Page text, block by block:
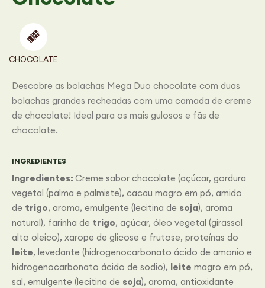
CHOCOLATE
Descobre as bolachas Mega Duo chocolate com duas
bolachas grandes recheadas com uma camada de creme
de chocolate! Ideal para os mais gulosos e fãs de
chocolate.
INGREDIENTES
Ingredientes: Creme sabor chocolate (açúcar, gordura
vegetal (palma e palmiste), cacau magro em pó, amido
de trigo, aroma, emulgente (lecitina de soja), aroma
natural), farinha de trigo, açúcar, óleo vegetal (girassol
alto oleico), xarope de glicose e frutose, proteínas do
leite, levedante (hidrogenocarbonato ácido de amonio e
hidrogenocarbonato ácido de sodio), leite magro em pó,
sal, emulgente (lecitina de soja), aroma, antioxidante